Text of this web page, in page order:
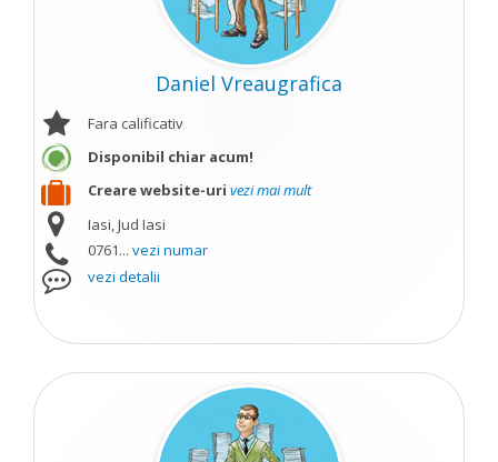
Daniel Vreaugrafica
Fara calificativ
Disponibil chiar acum!
Creare website-uri vezi mai mult
Iasi, Jud Iasi
0761... vezi numar
vezi detalii